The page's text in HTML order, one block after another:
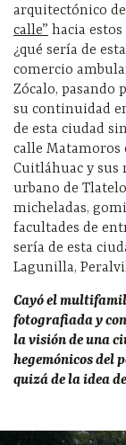
arquitectónico
calle” hacia
¿qué sería de
comercio
Zócalo, pasando
su continuidad
de esta ciudad
calle
Cuitláhuac y sus
urbano de
micheladas,
facultades de
sería de esta
Lagunilla,
Cayó el
fotografiada y
la visión de una
hegemónicos del
quizá de la idea